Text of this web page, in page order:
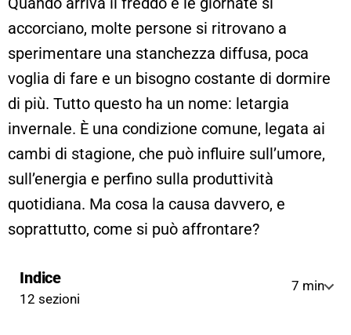
accorciano, molte persone si ritrovano a
sperimentare una stanchezza diffusa, poca
voglia di fare e un bisogno costante di dormire
di più. Tutto questo ha un nome: letargia
invernale. È una condizione comune, legata ai
cambi di stagione, che può influire sull’umore,
sull’energia e perfino sulla produttività
quotidiana. Ma cosa la causa davvero, e
soprattutto, come si può affrontare?
Indice
12 sezioni
7 min